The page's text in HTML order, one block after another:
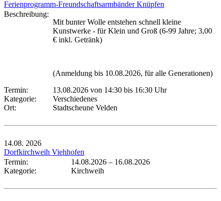
Ferienprogramm-Freundschaftsarmbänder Knüpfen
Beschreibung:
Mit bunter Wolle entstehen schnell kleine
Kunstwerke - für Klein und Groß (6-99 Jahre; 3,00
€ inkl. Getränk)
(Anmeldung bis 10.08.2026, für alle Generationen)
Termin:
13.08.2026 von 14:30 bis 16:30 Uhr
Kategorie:
Verschiedenes
Ort:
Stadtscheune Velden
14.08. 2026
Dorfkirchweih Viehhofen
Termin:
14.08.2026 – 16.08.2026
Kategorie:
Kirchweih